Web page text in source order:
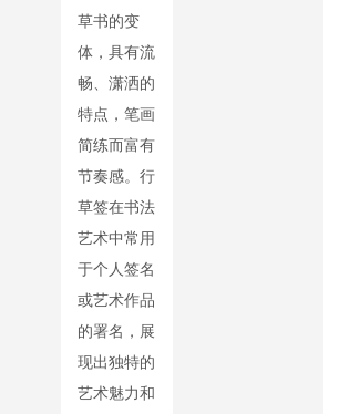
草书的变
体，具有流
畅、潇洒的
特点，笔画
简练而富有
节奏感。行
草签在书法
艺术中常用
于个人签名
或艺术作品
的署名，展
现出独特的
艺术魅力和